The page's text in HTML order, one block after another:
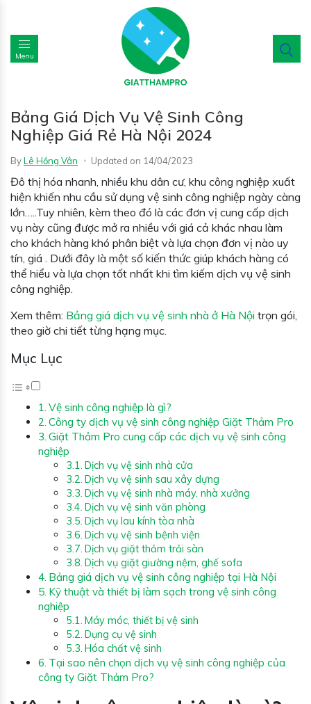
Menu
Bảng Giá Dịch Vụ Vệ Sinh Công
Nghiệp Giá Rẻ Hà Nội 2024
ByLê Hồng Vân Updated on 14/04/2023
Đô thị hóa nhanh, nhiều khu dân cư, khu công nghiệp xuất
hiện khiến nhu cầu sử dụng vệ sinh công nghiệp ngày càng
lớn…..Tuy nhiên, kèm theo đó là các đơn vị cung cấp dịch
vụ này cũng được mở ra nhiều với giá cả khác nhau làm
cho khách hàng khó phân biệt và lựa chọn đơn vị nào uy
tín, giá . Dưới đây là một số kiến thức giúp khách hàng có
thể hiểu và lựa chọn tốt nhất khi tìm kiếm dịch vụ vệ sinh
công nghiệp.
Xem thêm: Bảng giá dịch vụ vệ sinh nhà ở Hà Nội trọn gói,
theo giờ chi tiết từng hạng mục.
Mục Lục
Vệ sinh công nghiệp là gì?
Công ty dịch vụ vệ sinh công nghiệp Giặt Thảm Pro
Giặt Thảm Pro cung cấp các dịch vụ vệ sinh công
nghiệp
Dịch vụ vệ sinh nhà cửa
Dịch vụ vệ sinh sau xây dựng
Dịch vụ vệ sinh nhà máy, nhà xưởng
Dịch vụ vệ sinh văn phòng
Dịch vụ lau kính tòa nhà
Dịch vụ vệ sinh bệnh viện
Dịch vụ giặt thảm trải sàn
Dịch vụ giặt giường nệm, ghế sofa
Bảng giá dịch vụ vệ sinh công nghiệp tại Hà Nội
Kỹ thuật và thiết bị làm sạch trong vệ sinh công
nghiệp
Máy móc, thiết bị vệ sinh
Dụng cụ vệ sinh
Hóa chất vệ sinh
Tại sao nên chọn dịch vụ vệ sinh công nghiệp của
công ty Giặt Thảm Pro?